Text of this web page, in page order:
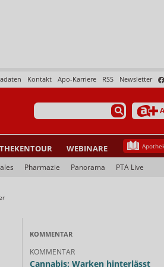
Newsletter
RSS
Apo-Karriere
Kontakt
WEBINARE
Pharmazie Panorama PTA Live
KOMMENTAR
KOMMENTAR
Cannabis: Warken hinterlässt